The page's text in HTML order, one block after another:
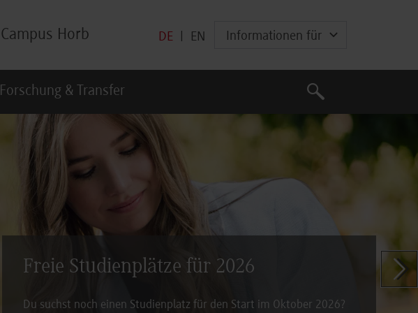
Campus Horb DE EN Informationen für
Forschung & Transfer
Suche
Suche
Freie Studienplätze für 2026
Du suchst noch einen Studienplatz für den Start im Oktober 2026?
Zeige